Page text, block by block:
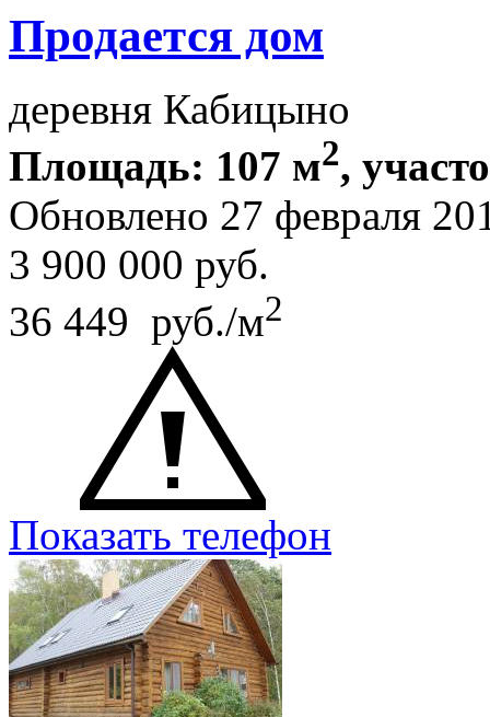
Продается дом
деревня Кабицыно
Площадь: 107 м2,
Обновлено 27 февраля
3 900 000 руб.
36 449 руб./м2
Показать телефон